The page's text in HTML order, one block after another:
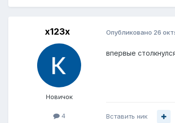
x123x
Новичок
4
Опубликовано 26
впервые
Вставить ник